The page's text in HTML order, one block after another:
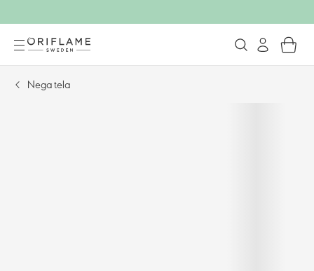
Nega tela